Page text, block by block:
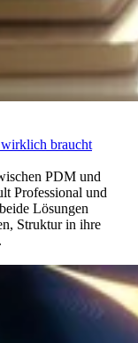
braucht
PDM und
Professional und
Lösungen
Struktur in ihre